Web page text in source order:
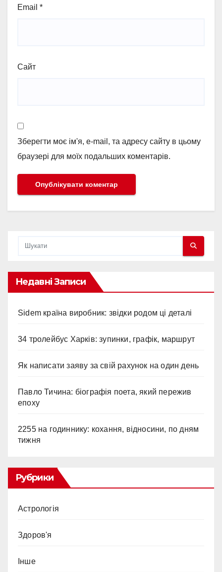
Email *
Сайт
Зберегти моє ім'я, e-mail, та адресу сайту в цьому
браузері для моїх подальших коментарів.
Недавні Записи
Sidem країна виробник: звідки родом ці деталі
34 тролейбус Харків: зупинки, графік, маршрут
Як написати заяву за свій рахунок на один день
Павло Тичина: біографія поета, який пережив
епоху
2255 на годиннику: кохання, відносини, по дням
тижня
Рубрики
Астрологія
Здоров'я
Інше